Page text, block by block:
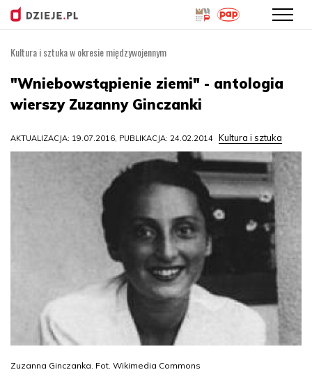
Przejdź
treści
Kultura i sztuka w okresie międzywojennym
"Wniebowstąpienie ziemi" - antologia
wierszy Zuzanny Ginczanki
AKTUALIZACJA: 19.07.2016, PUBLIKACJA: 24.02.2014 Kultura i sztuka
Zuzanna Ginczanka. Fot. Wikimedia Commons